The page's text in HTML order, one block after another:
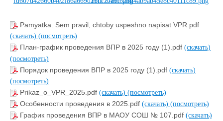
Pamyatka. Sem pravil, chtoby uspeshno napisat VPR.pdf
(скачать) (посмотреть)
План-график проведения ВПР в 2025 году (1).pdf (скачать)
(посмотреть)
Порядок проведения ВПР в 2025 году (1).pdf (скачать)
(посмотреть)
Prikaz_o_VPR_2025.pdf (скачать) (посмотреть)
Особенности проведения в 2025.pdf (скачать) (посмотреть)
График проведения ВПР в МАОУ СОШ № 107.pdf (скачать)